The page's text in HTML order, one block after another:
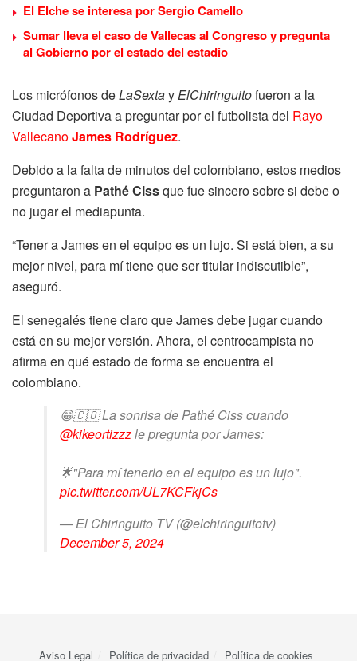
El Elche se interesa por Sergio Camello
Sumar lleva el caso de Vallecas al Congreso y pregunta
al Gobierno por el estado del estadio
Los micrófonos deLaSextayElChiringuitofueron a la
Ciudad Deportiva a preguntar por el futbolista del Rayo
VallecanoJames Rodríguez.
Debido a la falta de minutos del colombiano, estos medios
preguntaron a Pathé Cissque fue sincero sobre si debe o
no jugar el mediapunta.
“Tener a James en el equipo es un lujo. Si está bien, a su
mejor nivel, para mí tiene que ser titular indiscutible”,
aseguró.
El senegalés tiene claro que James debe jugar cuando
está en su mejor versión. Ahora, el centrocampista no
afirma en qué estado de forma se encuentra el
colombiano.
😁🇨🇴 La sonrisa de Pathé Ciss cuando
@kikeortizzzle pregunta por James:
🌟"Para mí tenerlo en el equipo es un lujo".
pic.twitter.com/UL7KCFkjCs
— El Chiringuito TV (@elchiringuitotv)
December 5, 2024
Aviso Legal Política de privacidad Política de cookies